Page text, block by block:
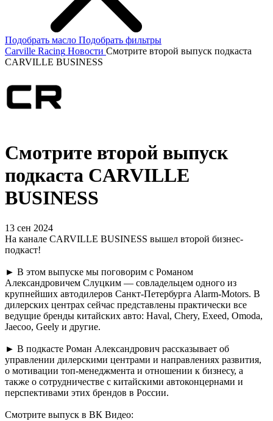
Подобрать масло Подобрать фильтры
Carville Racing Новости Смотрите второй выпуск подкаста
CARVILLE BUSINESS
Смотрите второй выпуск
подкаста CARVILLE
BUSINESS
13 сен 2024
На канале CARVILLE BUSINESS вышел второй бизнес-
подкаст!
► В этом выпуске мы поговорим с Романом
Александровичем Слуцким — совладельцем одного из
крупнейших автодилеров Санкт-Петербурга Alarm-Motors. В
дилерских центрах сейчас представлены практически все
ведущие бренды китайских авто: Haval, Chery, Exeed, Omoda,
Jaecoo, Geely и другие.
► В подкасте Роман Александрович рассказывает об
управлении дилерскими центрами и направлениях развития,
о мотивации топ-менеджмента и отношении к бизнесу, а
также о сотрудничестве с китайскими автоконцернами и
перспективами этих брендов в России.
Смотрите выпуск в ВК Видео: